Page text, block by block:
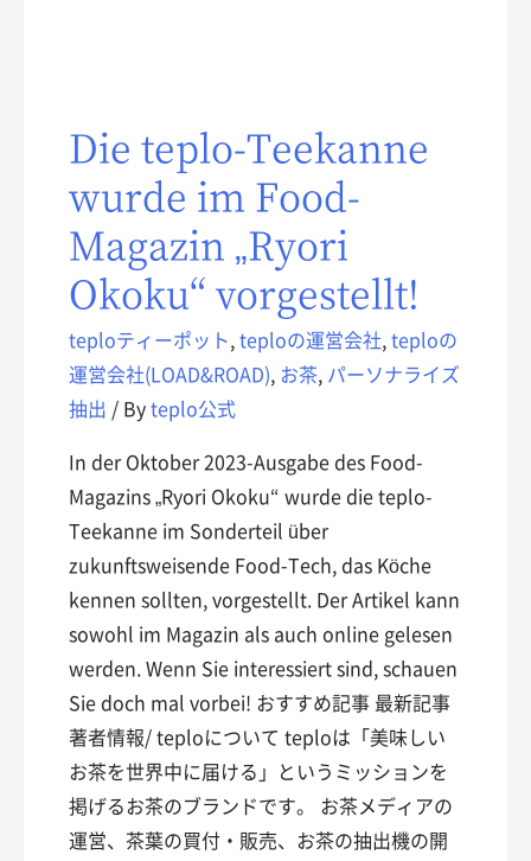
Die teplo-Teekanne
wurde im Food-
Magazin „Ryori
Okoku“ vorgestellt!
teploティーポット ,teploの運営会社 ,teploの
運営会社(LOAD&ROAD)
お茶
パーソナライズ
抽出 / Byteplo公式
In der Oktober 2023-Ausgabe des Food-
Magazins „Ryori Okoku“ wurde die teplo-
Teekanne im Sonderteil über
zukunftsweisende Food-Tech, das Köche
kennen sollten, vorgestellt. Der Artikel kann
sowohl im Magazin als auch online gelesen
werden. Wenn Sie interessiert sind, schauen
Sie doch mal vorbei! おすすめ記事 最新記事
著者情報/ teploについて teploは「美味しい
お茶を世界中に届ける」というミッションを
掲げるお茶のブランドです。 お茶メディアの
運営、茶葉の買付・販売、お茶の抽出機の開